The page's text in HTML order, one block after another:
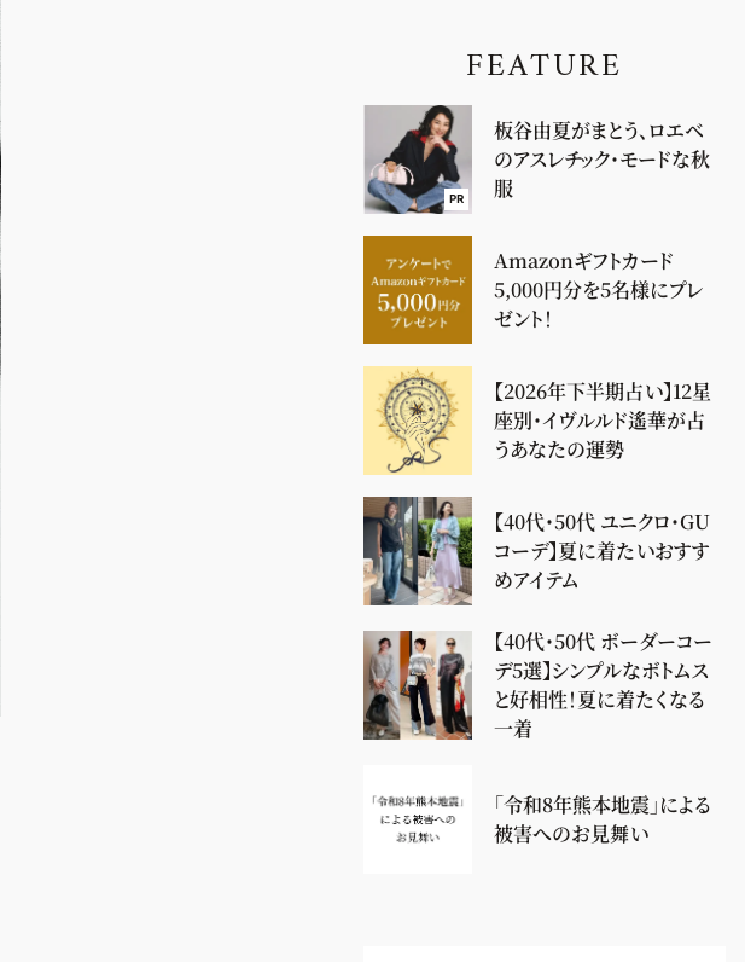
FEATURE
PR
板谷由夏がまとう、ロエベ
のアスレチック・モードな秋
服
Amazonギフトカード
5,000円分を5名様にプレ
ゼント！
【2026年下半期占い】12星
座別・イヴルルド遙華が占
うあなたの運勢
【40代・50代 ユニクロ・GU
コーデ】夏に着たいおすす
めアイテム
【40代・50代 ボーダーコー
デ5選】シンプルなボトムス
と好相性！夏に着たくなる
一着
「令和8年熊本地震」による
被害へのお見舞い